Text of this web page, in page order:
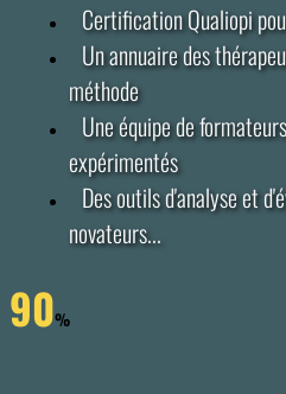
Certification Qualiopi
Un annuaire des
méthode
Une équipe de
expérimentés
Des outils d'analyse et
novateurs...
90%